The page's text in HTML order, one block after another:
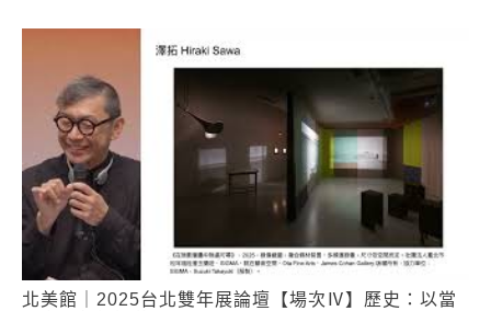
北美館｜2025台北雙年展論壇【場次Ⅳ】歷史：以當